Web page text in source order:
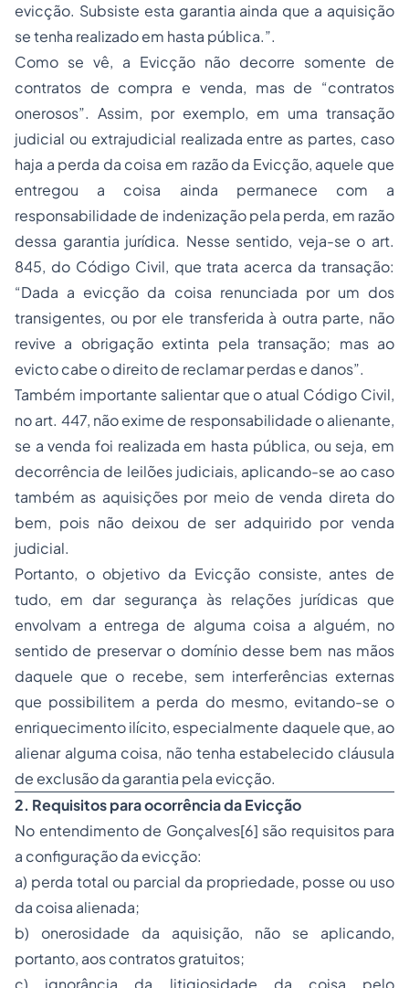
evicção. Subsiste esta garantia ainda que a aquisição
se tenha realizado em hasta pública.”.
Como se vê, a Evicção não decorre somente de
contratos de compra e venda, mas de “contratos
onerosos”. Assim, por exemplo, em uma transação
judicial ou extrajudicial realizada entre as partes, caso
haja a perda da coisa em razão da Evicção, aquele que
entregou a coisa ainda permanece com a
responsabilidade de indenização pela perda, em razão
dessa garantia jurídica. Nesse sentido, veja-se o art.
845, do Código Civil, que trata acerca da transação:
“Dada a evicção da coisa renunciada por um dos
transigentes, ou por ele transferida à outra parte, não
revive a obrigação extinta pela transação; mas ao
evicto cabe o direito de reclamar perdas e danos”.
Também importante salientar que o atual Código Civil,
no art. 447, não exime de responsabilidade o alienante,
se a venda foi realizada em hasta pública, ou seja, em
decorrência de leilões judiciais, aplicando-se ao caso
também as aquisições por meio de venda direta do
bem, pois não deixou de ser adquirido por venda
judicial.
Portanto, o objetivo da Evicção consiste, antes de
tudo, em dar segurança às relações jurídicas que
envolvam a entrega de alguma coisa a alguém, no
sentido de preservar o domínio desse bem nas mãos
daquele que o recebe, sem interferências externas
que possibilitem a perda do mesmo, evitando-se o
enriquecimento ilícito, especialmente daquele que, ao
alienar alguma coisa, não tenha estabelecido cláusula
de exclusão da garantia pela evicção.
2. Requisitos para ocorrência da Evicção
No entendimento de Gonçalves[6] são requisitos para
a configuração da evicção:
a) perda total ou parcial da propriedade, posse ou uso
da coisa alienada;
b) onerosidade da aquisição, não se aplicando,
portanto, aos contratos gratuitos;
c) ignorância da litigiosidade da coisa pelo